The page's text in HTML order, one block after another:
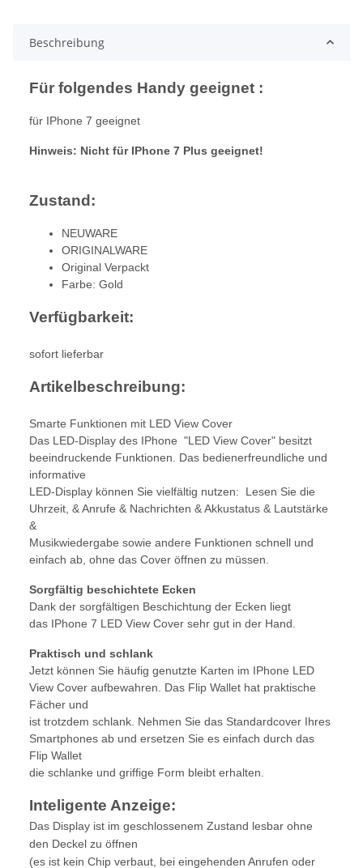
Beschreibung
Für folgendes Handy geeignet :
für IPhone 7 geeignet
Hinweis: Nicht für IPhone 7 Plus geeignet!
Zustand:
NEUWARE
ORIGINALWARE
Original Verpackt
Farbe: Gold
Verfügbarkeit:
sofort lieferbar
Artikelbeschreibung:
Smarte Funktionen mit LED View Cover
Das LED-Display des IPhone "LED View Cover" besitzt
beeindruckende Funktionen. Das bedienerfreundliche und
informative
LED-Display können Sie vielfältig nutzen: Lesen Sie die
Uhrzeit, & Anrufe & Nachrichten & Akkustatus & Lautstärke
&
Musikwiedergabe sowie andere Funktionen schnell und
einfach ab, ohne das Cover öffnen zu müssen.
Sorgfältig beschichtete Ecken
Dank der sorgfältigen Beschichtung der Ecken liegt
das IPhone 7 LED View Cover sehr gut in der Hand.
Praktisch und schlank
Jetzt können Sie häufig genutzte Karten im IPhone LED
View Cover aufbewahren. Das Flip Wallet hat praktische
Fächer und
ist trotzdem schlank. Nehmen Sie das Standardcover Ihres
Smartphones ab und ersetzen Sie es einfach durch das
Flip Wallet
die schlanke und griffige Form bleibt erhalten.
Inteligente Anzeige:
Das Display ist im geschlossenem Zustand lesbar ohne
den Deckel zu öffnen
(es ist kein Chip verbaut, bei eingehenden Anrufen oder